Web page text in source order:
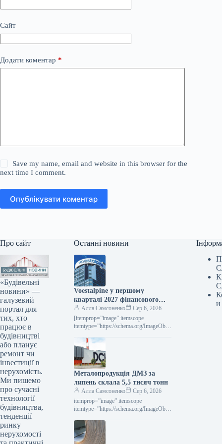
Сайт
Додати коментар *
Save my name, email and website in this browser for the
next time I comment.
Опублікувати коментар
Про сайт
«Будівельні
новини» —
галузевий
портал для
тих, хто
працює в
будівництві
або планує
ремонт чи
інвестиції в
нерухомість.
Ми пишемо
про сучасні
технології
будівництва,
тенденції
ринку
нерухомості
Останні новини
Voestalpine у першому
кварталі 2027 фінансового
року підвищила виручку на
2,4% порівняно з попереднім
роком.
Алла Самсоненко
Сер 6, 2026
[itemprop=”image” itemscope
itemtype=”https://schema.org/ImageObje
Новини Глобальний ринок voestalpine
Роздрукувати 80 06 Серпня 2026
Voestalpine у І кварталі 2027
фінроку…
Металопродукція ДМЗ за
липень склала 5,5 тисяч тонн
Алла Самсоненко
Сер 6, 2026
itemprop=”image” itemscope
itemtype=”https://schema.org/ImageObje
Компанії ДМЗ Друкувати 93 06
Серпня 2026 ДМЗ у липні виробив 5,5
тис. т…
и